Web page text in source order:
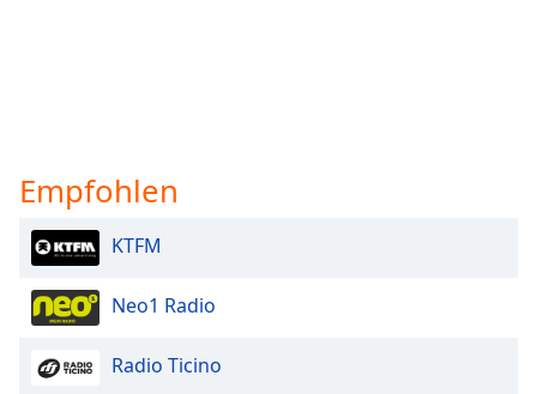
Empfohlen
KTFM
Neo1 Radio
Radio Ticino